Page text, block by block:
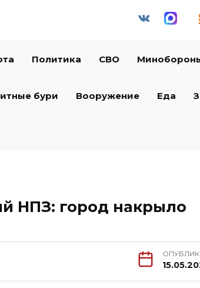
Политика СВО
бури Вооружение Еда
НПЗ: город накрыло